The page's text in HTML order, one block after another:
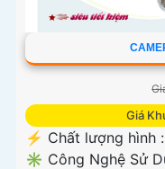
Giá
️⚡ Chất lượng hình :
✳️ Công Nghệ Sử